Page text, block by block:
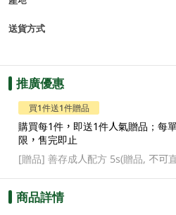
送貨方式
推廣優惠
買1件送1件贈品
購買每1件，即送1件人氣贈品；每
限，售完即止
[贈品]善存成人配方 5s(贈品, 不可
商品詳情